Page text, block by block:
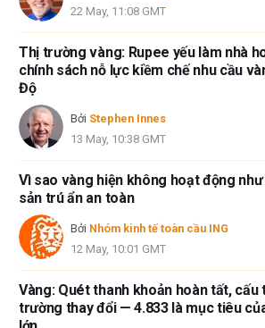
22 May, 11:08 GMT
Thị trường vàng: Rupee yếu làm nhà
chính sách nỗ lực kiềm chế nhu cầu
Độ
Bởi Stephen Innes
13 May, 10:38 GMT
Vì sao vàng hiện không hoạt động
sản trú ẩn an toàn
Bởi Nhóm kinh tế toàn cầu ING
12 May, 10:01 GMT
Vàng: Quét thanh khoản hoàn tất, cấu
trường thay đổi — 4.833 là mục tiêu